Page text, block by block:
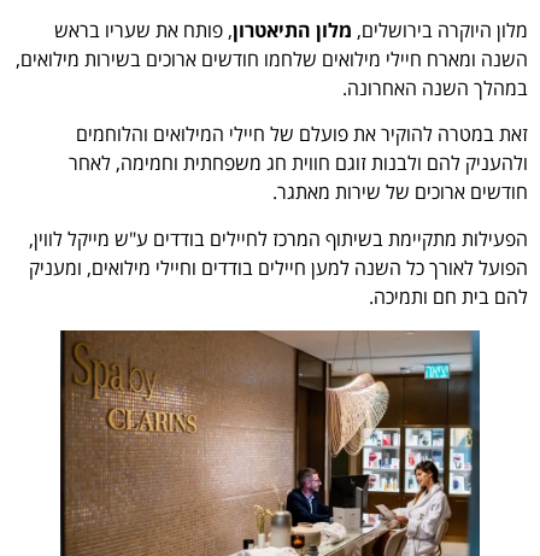
מלון היוקרה בירושלים, מלון התיאטרון, פותח את שעריו בראש
השנה ומארח חיילי מילואים שלחמו חודשים ארוכים בשירות מילואים,
במהלך השנה האחרונה.
זאת במטרה להוקיר את פועלם של חיילי המילואים והלוחמים
ולהעניק להם ולבנות זוגם חווית חג משפחתית וחמימה, לאחר
חודשים ארוכים של שירות מאתגר.
הפעילות מתקיימת בשיתוף המרכז לחיילים בודדים ע"ש מייקל לווין,
הפועל לאורך כל השנה למען חיילים בודדים וחיילי מילואים, ומעניק
להם בית חם ותמיכה.